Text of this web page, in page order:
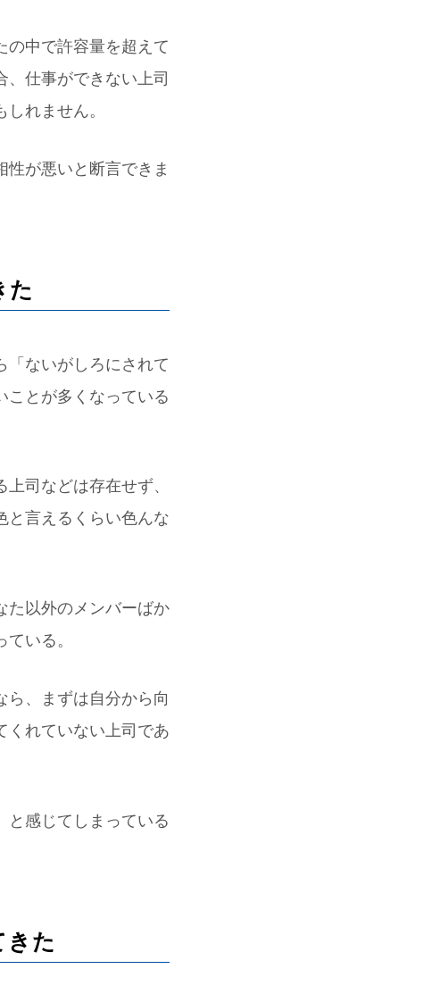
中で許容量を超えて
、仕事ができない上司
れません。
性が悪いと断言できま
た
「ないがしろにされて
ことが多くなっている
司などは存在せず、
と言えるくらい色んな
た以外のメンバーばか
いる。
、まずは自分から向
くれていない上司であ
と感じてしまっている
た